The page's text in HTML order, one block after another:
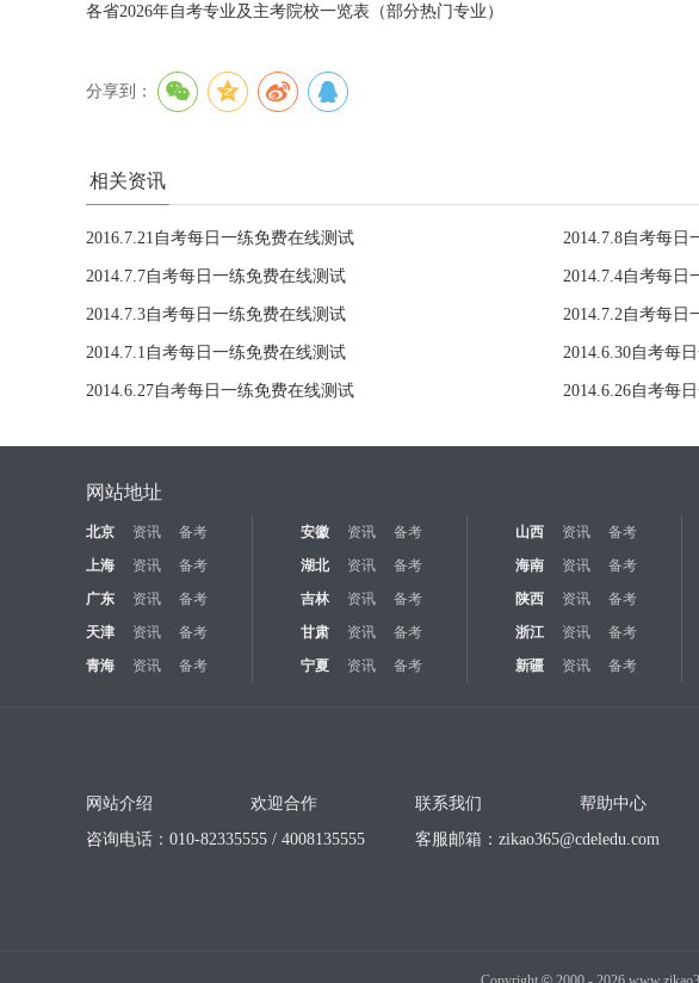
各省2026年自考专业及主考院校一览表（部分热门专业）
分享到：
相关资讯
2016.7.21自考每日一练免费在线测试 2014.7.8自考每日
2014.7.7自考每日一练免费在线测试 2014.7.4自考每日
2014.7.3自考每日一练免费在线测试 2014.7.2自考每日
2014.7.1自考每日一练免费在线测试 2014.6.30自考每
2014.6.27自考每日一练免费在线测试 2014.6.26自考每
网站地址
北京 资讯 备考 安徽 资讯 备考 山西 资讯 备考
上海
资讯 备考 湖北 资讯 备考 海南 资讯 备考
广东
资讯 备考 吉林 资讯 备考 陕西 资讯 备考
天津
资讯 备考 甘肃 资讯 备考 浙江 资讯 备考
青海
资讯 备考 宁夏 资讯 备考 新疆 资讯 备考
网站介绍 欢迎合作 联系我们
帮助中心
咨询电话：010-82335555 / 4008135555
客服邮箱： zikao365@cdeledu.com